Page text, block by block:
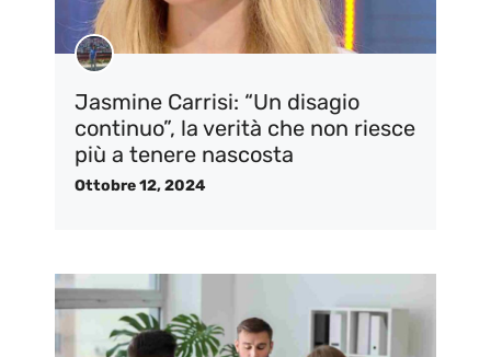
Jasmine Carrisi: “Un disagio
continuo”, la verità che non riesce
più a tenere nascosta
Ottobre 12, 2024